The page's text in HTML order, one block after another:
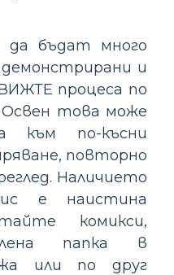
да бъдат много
и
процеса по
това може
към по-късни
повторно
Наличието
е наистина
комикси,
папка в
или по друг